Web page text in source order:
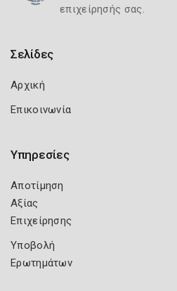
επιχείρησής σας.
Σελίδες
Αρχική
Επικοινωνία
Υπηρεσίες
Αποτίμηση
Αξίας
Επιχείρησης
Υποβολή
Ερωτημάτων